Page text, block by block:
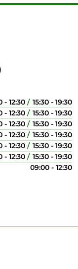
- 12:30
15:30 - 19:30
- 12:30
15:30 - 19:30
- 12:30
15:30 - 19:30
- 12:30
15:30 - 19:30
- 12:30
15:30 - 19:30
- 12:30
15:30 - 19:30
09:00 - 12:30